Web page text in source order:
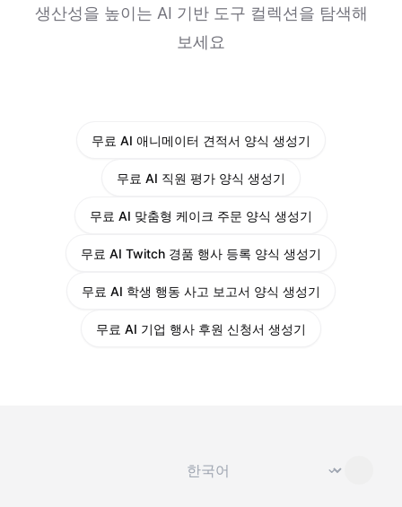
생산성을 높이는 AI 기반 도구 컬렉션을 탐색해
보세요
무료 AI 애니메이터 견적서 양식 생성기
무료 AI 직원 평가 양식 생성기
무료 AI 맞춤형 케이크 주문 양식 생성기
무료 AI Twitch 경품 행사 등록 양식 생성기
무료 AI 학생 행동 사고 보고서 양식 생성기
무료 AI 기업 행사 후원 신청서 생성기
⌄